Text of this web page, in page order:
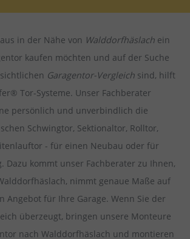
in der Nähe von Walddorfhäslach ein
kaufen möchten und auf der Suche
Garagentor-Vergleich sind, hilft
Tor-Systeme. Unser Fachberater
persönlich und unverbindlich die
Schwingtor, Sektionaltor, Rolltor,
- für einen Neubau oder für
Dazu kommt unser Fachberater zu Ihnen,
nimmt genaue Maße auf
Angebot für Ihre Garage. Wenn Sie der
überzeugt, bringen unsere Monteure
nach Walddorfhäslach und montieren